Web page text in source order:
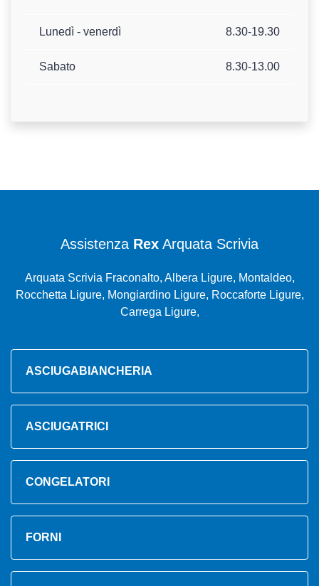
Lunedì - venerdì 8.30-19.30
Sabato 8.30-13.00
Assistenza Rex Arquata Scrivia
Arquata Scrivia Fraconalto, Albera Ligure, Montaldeo,
Rocchetta Ligure, Mongiardino Ligure, Roccaforte Ligure,
Carrega Ligure,
ASCIUGABIANCHERIA
ASCIUGATRICI
CONGELATORI
FORNI